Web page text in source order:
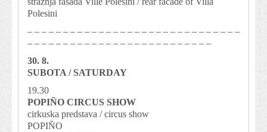
Polesini
– – – – – – – – – – – – – – – – – – – – – – – – – – – – – –
– – – – – – – – – – – – – – – – – – – – – – – – – –
30. 8.
SUBOTA / SATURDAY
19.30
POPIÑO CIRCUS SHOW
cirkuska predstava / circus show
POPIÑO